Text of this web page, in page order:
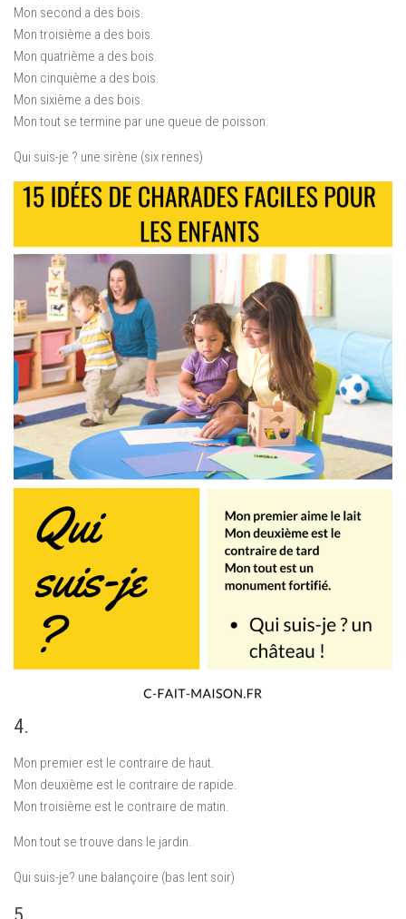
Mon second a des bois.
Mon troisième a des bois.
Mon quatrième a des bois.
Mon cinquième a des bois.
Mon sixième a des bois.
Mon tout se termine par une queue de poisson.
Qui suis-je ? une sirène (six rennes)
4.
Mon premier est le contraire de haut.
Mon deuxième est le contraire de rapide.
Mon troisième est le contraire de matin.
Mon tout se trouve dans le jardin.
Qui suis-je? une balançoire (bas lent soir)
5.